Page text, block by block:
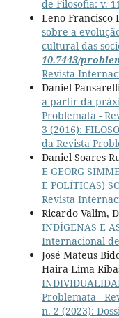
de Filosofia: v.
Leno Francisco
sobre a
cultural das
10.7443/
Revista
Daniel
a partir da
Problemata -
3 (2016):
da Revista
Daniel Soares
E GEORG
E POLÍTICAS)
Revista
Ricardo Valim,
INDÍGENAS E
Internacional
José Mateus
Haira Lima
Problemata -
n. 2 (2023):